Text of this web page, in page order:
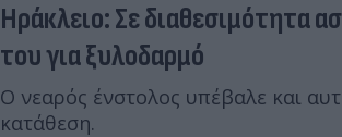
Ηράκλειο: Σε διαθεσιμότητα
του για ξυλοδαρμό
Ο νεαρός ένστολος υπέβαλε και
κατάθεση.